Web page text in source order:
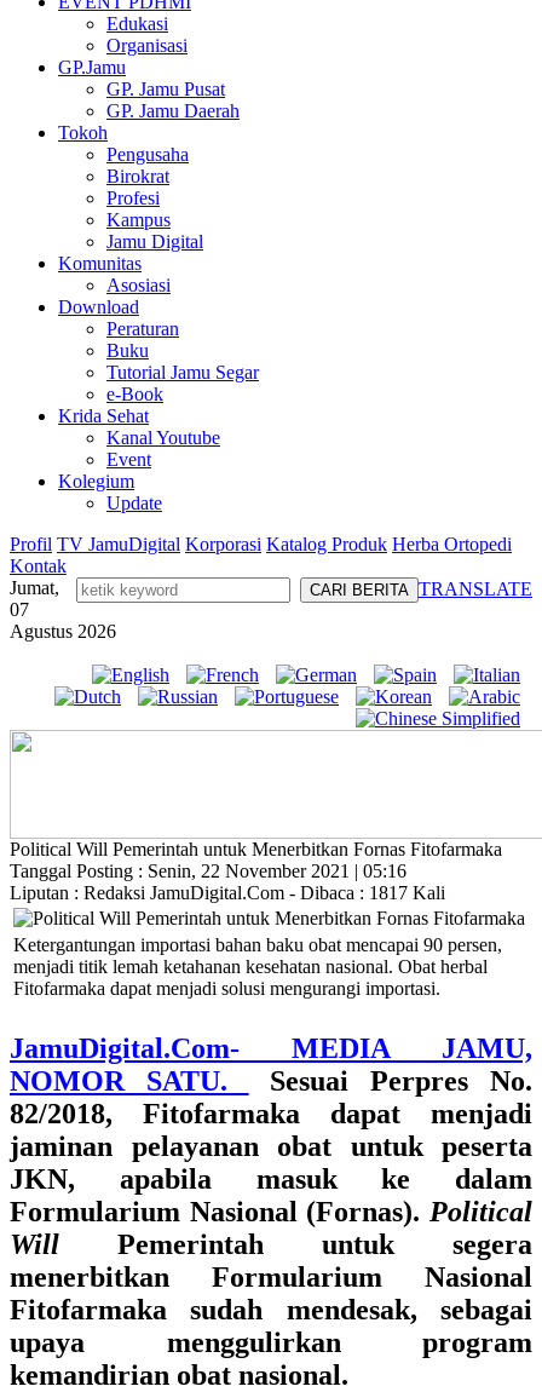
Edukasi
Organisasi
GP.Jamu
GP. Jamu Pusat
GP. Jamu Daerah
Tokoh
Pengusaha
Birokrat
Profesi
Kampus
Jamu Digital
Komunitas
Asosiasi
Download
Peraturan
Buku
Tutorial Jamu Segar
e-Book
Krida Sehat
Kanal Youtube
Event
Kolegium
Update
Profil TV JamuDigital Korporasi Katalog Produk Herba Ortopedi
Kontak
TRANSLATE
Jumat,
07
Agustus 2026
Political Will Pemerintah untuk Menerbitkan Fornas Fitofarmaka
Tanggal Posting : Senin, 22 November 2021 | 05:16
Liputan : Redaksi JamuDigital.Com - Dibaca : 1817 Kali
Ketergantungan importasi bahan baku obat mencapai 90 persen,
menjadi titik lemah ketahanan kesehatan nasional. Obat herbal
Fitofarmaka dapat menjadi solusi mengurangi importasi.
JamuDigital.Com- MEDIA JAMU,
NOMOR SATU.
Sesuai Perpres No.
82/2018, Fitofarmaka dapat menjadi
jaminan pelayanan obat untuk peserta
JKN, apabila masuk ke dalam
Formularium Nasional (Fornas). Political
Will Pemerintah untuk segera
menerbitkan Formularium Nasional
Fitofarmaka sudah mendesak, sebagai
upaya menggulirkan program
kemandirian obat nasional.